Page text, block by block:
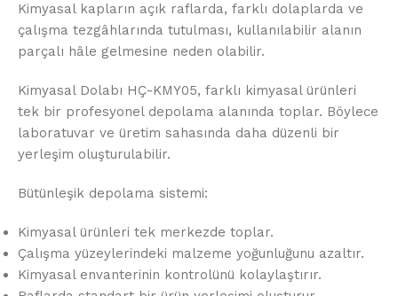
Kimyasal kapların açık raflarda, farklı dolaplarda ve
çalışma tezgâhlarında tutulması, kullanılabilir alanın
parçalı hâle gelmesine neden olabilir.
Kimyasal Dolabı HÇ-KMY05, farklı kimyasal ürünleri
tek bir profesyonel depolama alanında toplar. Böylece
laboratuvar ve üretim sahasında daha düzenli bir
yerleşim oluşturulabilir.
Bütünleşik depolama sistemi:
Kimyasal ürünleri tek merkezde toplar.
Çalışma yüzeylerindeki malzeme yoğunluğunu azaltır.
Kimyasal envanterinin kontrolünü kolaylaştırır.